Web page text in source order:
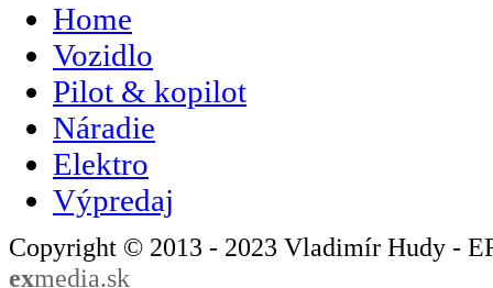
Home
Vozidlo
Pilot & kopilot
Náradie
Elektro
Výpredaj
Copyright © 2013 - 2023 Vladimír Hudy -
exmedia.sk